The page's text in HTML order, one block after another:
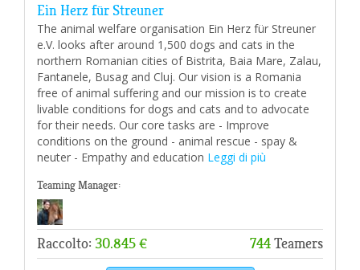
Ein Herz für Streuner
The animal welfare organisation Ein Herz für Streuner
e.V. looks after around 1,500 dogs and cats in the
northern Romanian cities of Bistrita, Baia Mare, Zalau,
Fantanele, Busag and Cluj. Our vision is a Romania
free of animal suffering and our mission is to create
livable conditions for dogs and cats and to advocate
for their needs. Our core tasks are - Improve
conditions on the ground - animal rescue - spay &
neuter - Empathy and education Leggi di più
Teaming Manager:
Raccolto: 30.845 € 744Teamers